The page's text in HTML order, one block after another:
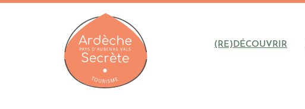
(RE)DÉCOUVRIR